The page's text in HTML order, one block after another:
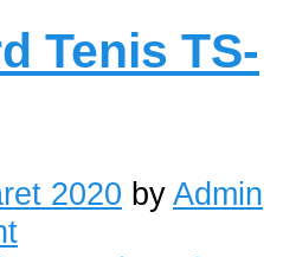
Tenis TS-
2020 byAdmin